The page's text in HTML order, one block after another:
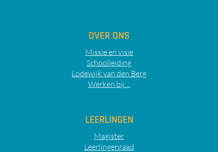
OVER ONS
Missie en visie
Schoolleiding
Lodewijk van den Berg
Werken bij ...
LEERLINGEN
Magister
Leerlingenraad